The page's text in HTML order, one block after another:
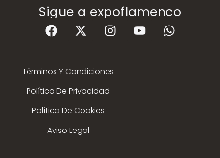
Sigue a expoflamenco
Términos Y Condiciones
Política De Privacidad
Política De Cookies
Aviso Legal